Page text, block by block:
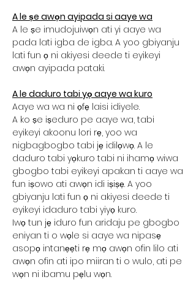
A le ṣe awọn ayipada si aaye wa
A le ṣe imudojuiwọn ati yi aaye wa
pada lati igba de igba. A yoo gbiyanju
lati fun ọ ni akiyesi deede ti eyikeyi
awọn ayipada pataki.
A le daduro tabi yọ aaye wa kuro
Aaye wa wa ni ọfẹ laisi idiyele.
A ko ṣe iṣeduro pe aaye wa, tabi
eyikeyi akoonu lori rẹ, yoo wa
nigbagbogbo tabi jẹ idilọwọ. A le
daduro tabi yọkuro tabi ni ihamọ wiwa
gbogbo tabi eyikeyi apakan ti aaye wa
fun iṣowo ati awọn idi iṣiṣẹ. A yoo
gbiyanju lati fun ọ ni akiyesi deede ti
eyikeyi idaduro tabi yiyọ kuro.
Iwọ tun jẹ iduro fun aridaju pe gbogbo
eniyan ti o wọle si aaye wa nipasẹ
asopọ intanẹẹti rẹ mọ awọn ofin lilo ati
awọn ofin ati ipo miiran ti o wulo, ati pe
wọn ni ibamu pẹlu wọn.